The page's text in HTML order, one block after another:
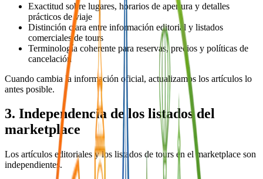
Exactitud sobre lugares, horarios de apertura y detalles
prácticos de viaje
Distinción clara entre información editorial y listados
comerciales de tours
Terminología coherente para reservas, precios y políticas de
cancelación
Cuando cambia la información oficial, actualizamos los artículos lo
antes posible.
3. Independencia de los listados del
marketplace
Los artículos editoriales y los listados de tours en el marketplace son
independientes.